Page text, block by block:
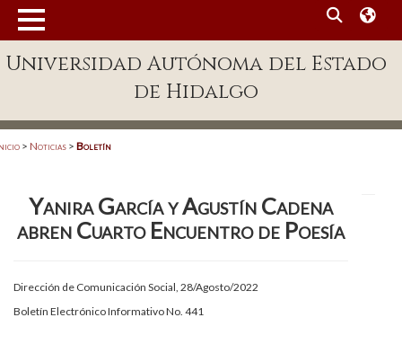
Enlaces
Patronato
Publicaciones en línea
Acreditación Internacional
Universidad Autónoma del Estado
de Hidalgo
> Noticias > Boletín
Yanira García y Agustín Cadena
abren Cuarto Encuentro de Poesía
Dirección de Comunicación Social, 28/Agosto/2022
Boletín Electrónico Informativo No. 441